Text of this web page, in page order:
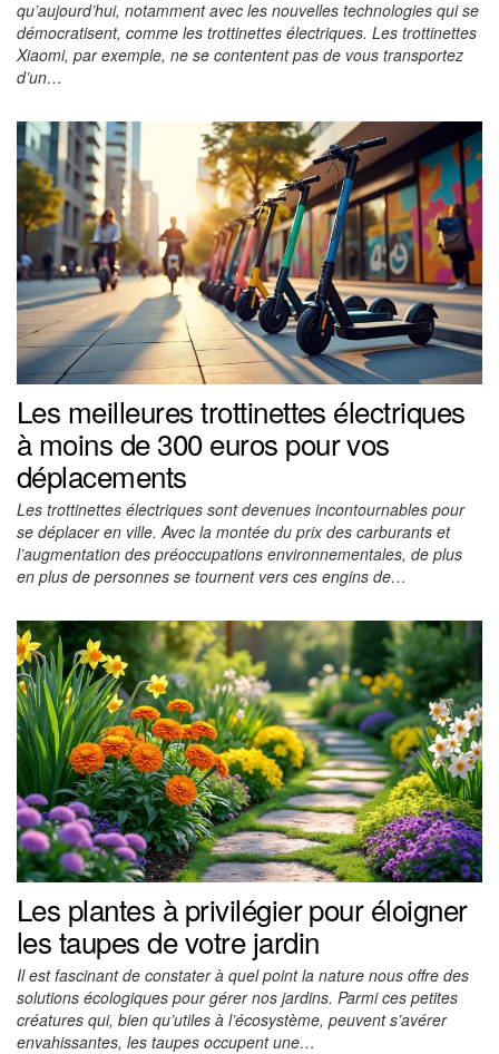
qu’aujourd’hui, notamment avec les nouvelles technologies qui se
démocratisent, comme les trottinettes électriques. Les trottinettes
Xiaomi, par exemple, ne se contentent pas de vous transportez
d’un…
Les meilleures trottinettes électriques
à moins de 300 euros pour vos
déplacements
Les trottinettes électriques sont devenues incontournables pour
se déplacer en ville. Avec la montée du prix des carburants et
l’augmentation des préoccupations environnementales, de plus
en plus de personnes se tournent vers ces engins de…
Les plantes à privilégier pour éloigner
les taupes de votre jardin
Il est fascinant de constater à quel point la nature nous offre des
solutions écologiques pour gérer nos jardins. Parmi ces petites
créatures qui, bien qu’utiles à l’écosystème, peuvent s’avérer
envahissantes, les taupes occupent une…